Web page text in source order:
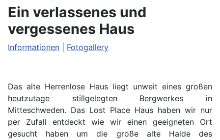
Ein verlassenes und
vergessenes Haus
Informationen Fotogallery
Das alte Herrenlose Haus liegt unweit eines großen
heutzutage stillgelegten Bergwerkes in
Mitteschweden. Das Lost Place Haus haben wir nur
per Zufall entdeckt wie wir einen geeigneten Ort
gesucht haben um die große alte Halde des